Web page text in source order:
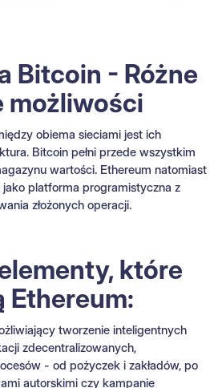
Bitcoin - Różne
możliwości
obiema sieciami jest ich
Bitcoin pełni przede wszystkim
wartości. Ethereum natomiast
jako platforma programistyczna z
złożonych operacji.
które
Ethereum:
tworzenie inteligentnych
zdecentralizowanych,
- od pożyczek i zakładów, po
autorskimi czy kampanie